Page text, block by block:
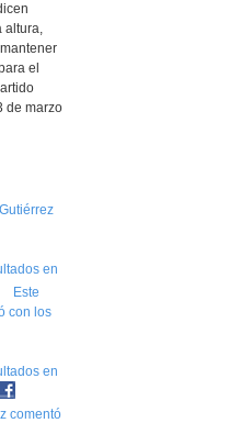
altura,
el
de marzo
en
Este
con los
en
comentó